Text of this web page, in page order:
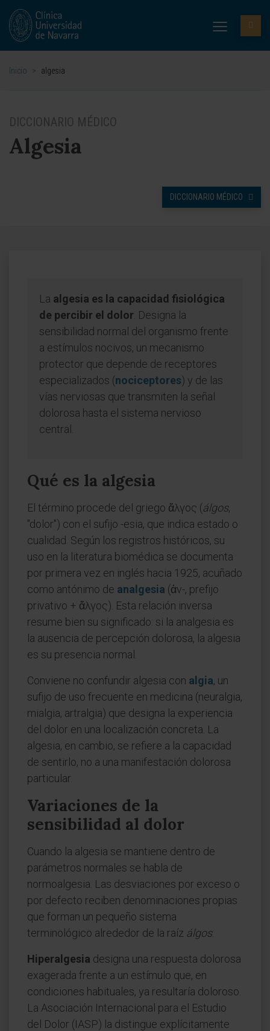
Inicio > algesia
DICCIONARIO MÉDICO
Algesia
DICCIONARIO MÉDICO
La algesia es la capacidad fisiológica
de percibir el dolor . Designa la
sensibilidad normal del organismo frente
a estímulos nocivos, un mecanismo
protector que depende de receptores
especializados (nociceptores) y de las
vías nerviosas que transmiten la señal
dolorosa hasta el sistema nervioso
central.
Qué es la algesia
El término procede del griego ἄλγος (álgos,
"dolor") con el sufijo -esia, que indica estado o
cualidad. Según los registros históricos, su
uso en la literatura biomédica se documenta
por primera vez en inglés hacia 1925, acuñado
como antónimo de analgesia (ἀν-, prefijo
privativo + ἄλγος). Esta relación inversa
resume bien su significado: si la analgesia es
la ausencia de percepción dolorosa, la algesia
es su presencia normal.
Conviene no confundir algesia con algia, un
sufijo de uso frecuente en medicina (neuralgia,
mialgia, artralgia) que designa la experiencia
del dolor en una localización concreta. La
algesia, en cambio, se refiere a la capacidad
de sentirlo, no a una manifestación dolorosa
particular.
Variaciones de la
sensibilidad al dolor
Cuando la algesia se mantiene dentro de
parámetros normales se habla de
normoalgesia. Las desviaciones por exceso o
por defecto reciben denominaciones propias
que forman un pequeño sistema
terminológico alrededor de la raíz álgos:
Hiperalgesia designa una respuesta dolorosa
exagerada frente a un estímulo que, en
condiciones habituales, ya resultaría doloroso.
La Asociación Internacional para el Estudio
del Dolor (IASP) la distingue explícitamente